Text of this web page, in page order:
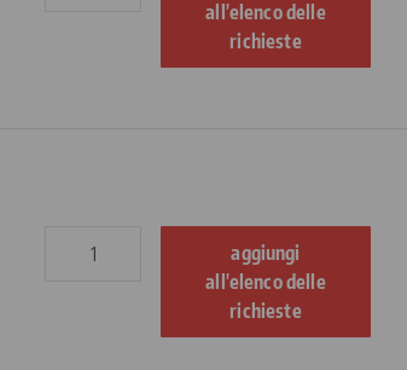
all'elenco delle
richieste
aggiungi
all'elenco delle
richieste